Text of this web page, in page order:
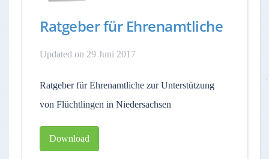
Ratgeber für Ehrenamtliche
Updated on 29 Juni 2017
Ratgeber für Ehrenamtliche zur Unterstützung
von Flüchtlingen in Niedersachsen
Download